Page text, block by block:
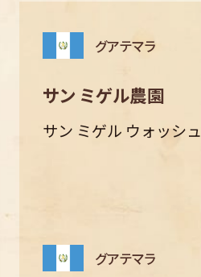
グアテマラ
サン ミゲル農園
サン ミゲル ウォッシ
グアテマラ